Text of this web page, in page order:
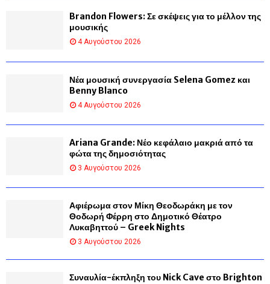
Brandon Flowers: Σε σκέψεις για το μέλλον της
μουσικής
4 Αυγούστου 2026
Νέα μουσική συνεργασία Selena Gomez και
Benny Blanco
4 Αυγούστου 2026
Ariana Grande: Νέο κεφάλαιο μακριά από τα
φώτα της δημοσιότητας
3 Αυγούστου 2026
Αφιέρωμα στον Μίκη Θεοδωράκη με τον
Θοδωρή Φέρρη στο Δημοτικό Θέατρο
Λυκαβηττού – Greek Nights
3 Αυγούστου 2026
Συναυλία-έκπληξη του Nick Cave στο Brighton